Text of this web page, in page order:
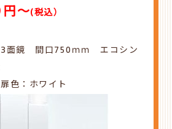
～(税込）
面鏡 間口750ｍｍ エコシン
色：ホワイト